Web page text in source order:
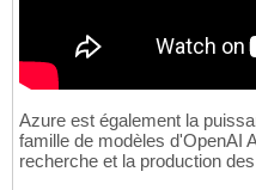
Azure est également la
famille de modèles d'OpenAI
recherche et la production